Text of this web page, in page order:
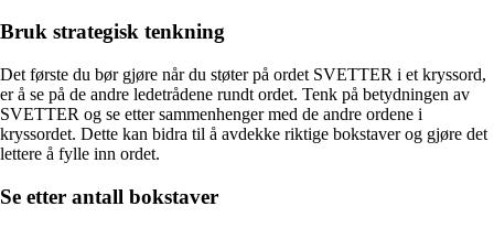
Bruk strategisk tenkning
Det første du bør gjøre når du støter på ordet SVETTER i et kryssord,
er å se på de andre ledetrådene rundt ordet. Tenk på betydningen av
SVETTER og se etter sammenhenger med de andre ordene i
kryssordet. Dette kan bidra til å avdekke riktige bokstaver og gjøre det
lettere å fylle inn ordet.
Se etter antall bokstaver